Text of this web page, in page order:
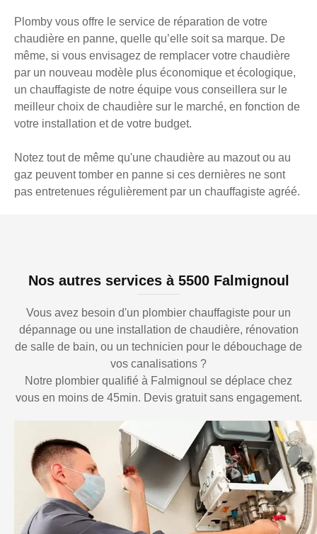
Plomby vous offre le service de réparation de votre
chaudière en panne, quelle qu’elle soit sa marque. De
même, si vous envisagez de remplacer votre chaudière
par un nouveau modèle plus économique et écologique,
un chauffagiste de notre équipe vous conseillera sur le
meilleur choix de chaudière sur le marché, en fonction de
votre installation et de votre budget.
Notez tout de même qu'une chaudière au mazout ou au
gaz peuvent tomber en panne si ces dernières ne sont
pas entretenues régulièrement par un chauffagiste agréé.
Nos autres services à 5500 Falmignoul
Vous avez besoin d'un plombier chauffagiste pour un
dépannage ou une installation de chaudière, rénovation
de salle de bain, ou un technicien pour le débouchage de
vos canalisations ?
Notre plombier qualifié à Falmignoul se déplace chez
vous en moins de 45min. Devis gratuit sans engagement.